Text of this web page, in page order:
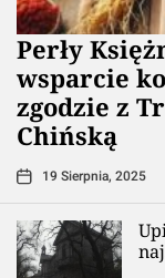
Perły
wsparcie
zgodzie z
Chińską
19 Sierpnia, 2025